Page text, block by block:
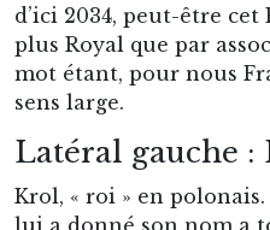
d’ici 2034, peut-être
plus Royal que par
mot étant, pour nous
sens large.
Latéral gauche :
Krol, « roi » en
lui a donné son nom a